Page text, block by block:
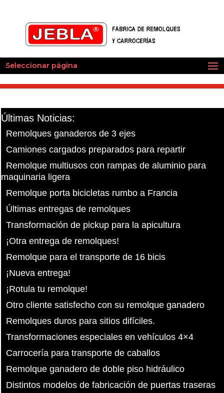
Seleccionar página
Últimas Noticias:
Remolques ganaderos de 3 ejes
Camiones cargados preparados para repartir
Remolque multiusos con rampas de aluminio para
maquinaria ligera
Remolque porta bicicletas rumbo a Francia
Últimas entregas de remolques
Transformación de pickup para la apicultura
¡Otra entrega de remolques!
Remolque para el transporte de 16 bicis
¡Nueva entrega!
¡Rotula tu remolque!
Otro cliente satisfecho con su remolque ganadero
Remolques duros para sitios difíciles.
Transformaciones especiales en vehículos 4×4
Carrocería para transporte de caballos
Remolque ganadero de doble piso hidráulico
Distintos modelos de fabricación de puertas traseras